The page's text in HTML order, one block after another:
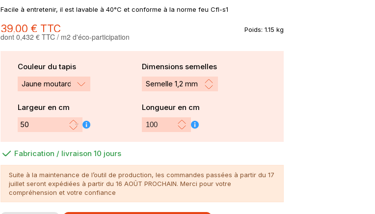
Facile à entretenir, il est lavable à 40°C et conforme à la norme feu Cfl-s1
39,00 € TTC Poids: 1.15 kg
dont 0,432 € TTC / m2 d'éco-participation
Couleur du tapis
Jaune moutarde cm30
Dimensions semelles
Largeur en cm Longueur en cm
Fabrication / livraison 10 jours
Suite à la maintenance de l’outil de production, les commandes passées à partir du 17
juillet seront expédiées à partir du 16 AOÛT PROCHAIN. Merci pour votre
compréhension et votre confiance